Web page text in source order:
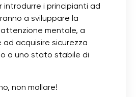
i principianti ad
a sviluppare la
mentale, a
acquisire sicurezza
a uno stato stabile di
non mollare!